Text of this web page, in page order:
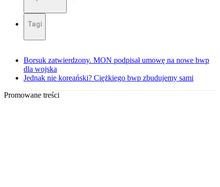
Tagi
Borsuk zatwierdzony. MON podpisał umowę na nowe bwp
dla wojska
Jednak nie koreański? Ciężkiego bwp zbudujemy sami
Promowane treści